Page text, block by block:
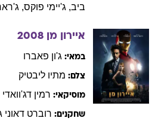
ביב, ג'יימי פוקס,
איירון מן 2008
במאי: ג'ון פאברו
צלם: מתיו ליבטיק
מוסיקאי: רמין דג'וואדי
שחקנים: רוברט דאוני